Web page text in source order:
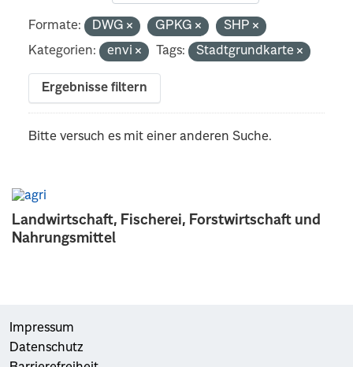
Landwirtschaft, Fischerei, Forstwirtschaft und
Nahrungsmittel
Formate: DWG GPKG
SHP
Kategorien:
envi Tags: Stadtgrundkarte
Ergebnisse filtern
Bitte versuch es mit einer anderen Suche.
Impressum
Datenschutz